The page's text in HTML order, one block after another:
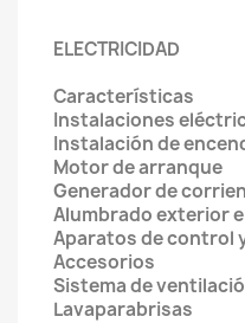
ELECTRICIDAD
Características
Instalaciones
Instalación de
Motor de arranque
Generador de
Alumbrado exterior
Aparatos de control
Accesorios
Sistema de
Lavaparabrisas